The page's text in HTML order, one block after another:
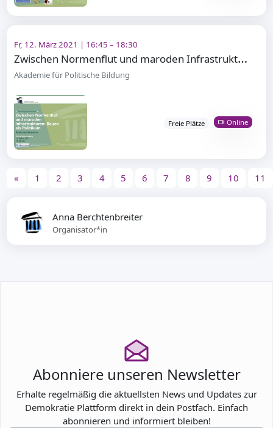
Fr, 12. März 2021 | 16:45 – 18:30
Z
wischen Normenflut und maroden Infrastrukturen: Bauen als Politikum
Akademie für Politische Bildung
Freie Plätze Online
« 1 2 3 4 5 6 7 8 9 10 11
Anna Berchtenbreiter
Organisator*in
Abonniere unseren Newsletter
Erhalte regelmäßig die aktuellsten News und Updates zur
Demokratie Plattform direkt in dein Postfach. Einfach
abonnieren und informiert bleiben!